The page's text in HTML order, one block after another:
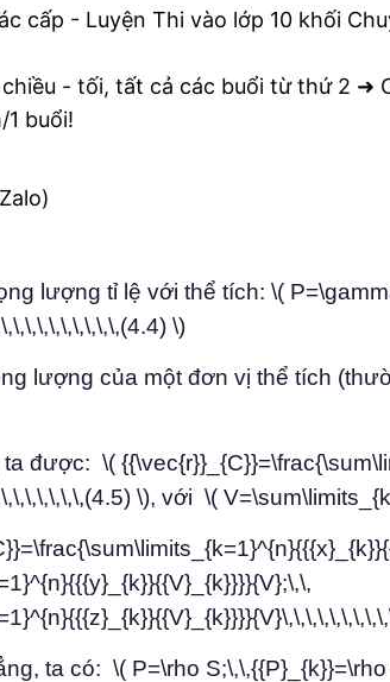
cấp - Luyện Thi vào lớp 10 khối
- tối, tất cả các buổi từ thứ 2 ➜
buổi!
lượng tỉ lệ với thể tích: \(
\)
lượng của một đơn vị thể tích
được: \(
\), với \(
ta có: \( P=\rho